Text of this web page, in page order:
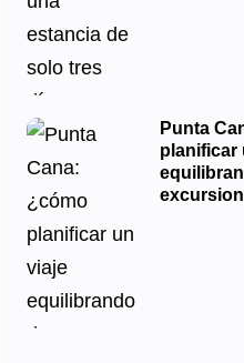
Punta
planificar